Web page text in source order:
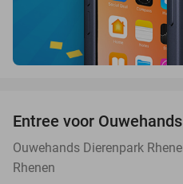
Entree voor
Ouwehands Dierenpark
Rhenen